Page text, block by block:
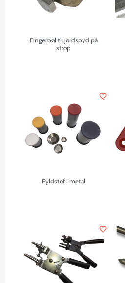
Fingerbøl til jordspyd på
strop
Fyldstof i metal
favorite_border
favorite_border